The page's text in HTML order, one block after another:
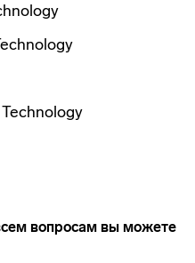
вопросам вы можете